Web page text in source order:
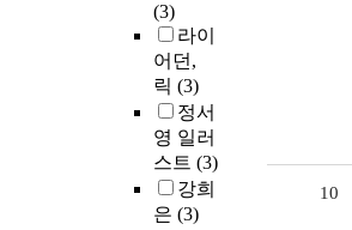
(3)
라이
어던,
릭 (3)
정서
영 일러
스트 (3)
강희
은 (3)
10